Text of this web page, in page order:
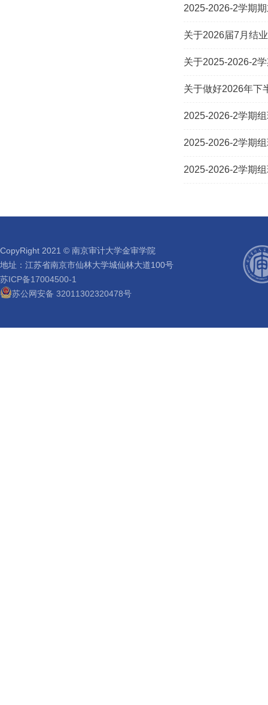
2025-2026-2学期
关于2026届7月结
关于2025-2026-2
关于做好2026年下
2025-2026-2学期
2025-2026-2学期
2025-2026-2学期
CopyRight 2021 © 南京审计大学金审学院
地址：江苏省南京市仙林大学城仙林大道100号
苏ICP备17004500-1
苏公网安备 32011302320478号